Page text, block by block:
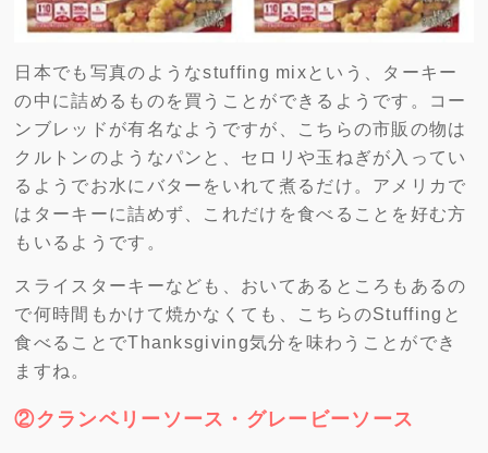
日本でも写真のようなstuffing mixという、ターキー
の中に詰めるものを買うことができるようです。コー
ンブレッドが有名なようですが、こちらの市販の物は
クルトンのようなパンと、セロリや玉ねぎが入ってい
るようでお水にバターをいれて煮るだけ。アメリカで
はターキーに詰めず、これだけを食べることを好む方
もいるようです。
スライスターキーなども、おいてあるところもあるの
で何時間もかけて焼かなくても、こちらのStuffingと
食べることでThanksgiving気分を味わうことができ
ますね。
②クランベリーソース・グレービーソース